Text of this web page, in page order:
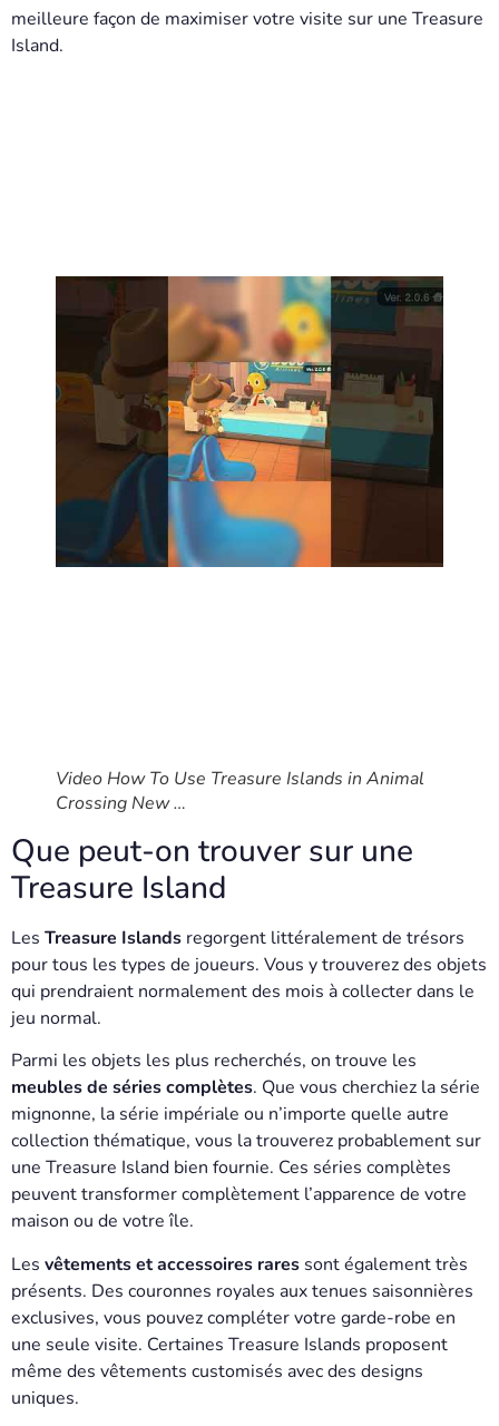
meilleure façon de maximiser votre visite sur une Treasure
Island.
Video How To Use Treasure Islands in Animal
Crossing New …
Que peut-on trouver sur une
Treasure Island
Les Treasure Islands regorgent littéralement de trésors
pour tous les types de joueurs. Vous y trouverez des objets
qui prendraient normalement des mois à collecter dans le
jeu normal.
Parmi les objets les plus recherchés, on trouve les
meubles de séries complètes. Que vous cherchiez la série
mignonne, la série impériale ou n’importe quelle autre
collection thématique, vous la trouverez probablement sur
une Treasure Island bien fournie. Ces séries complètes
peuvent transformer complètement l’apparence de votre
maison ou de votre île.
Les vêtements et accessoires rares sont également très
présents. Des couronnes royales aux tenues saisonnières
exclusives, vous pouvez compléter votre garde-robe en
une seule visite. Certaines Treasure Islands proposent
même des vêtements customisés avec des designs
uniques.